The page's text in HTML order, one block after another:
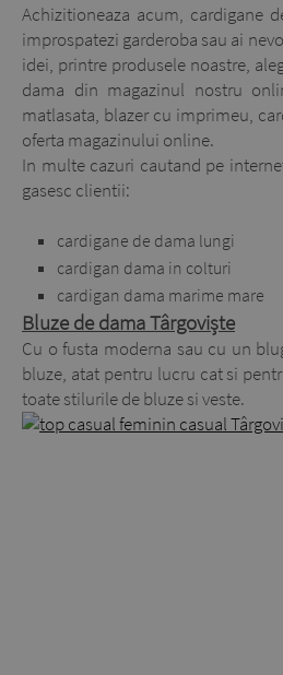
Achizitioneaza acum, cardigane
improspatezi garderoba sau ai
idei, printre produsele noastre,
dama din magazinul nostru
matlasata, blazer cu imprimeu,
oferta magazinului online.
In multe cazuri cautand pe
gasesc clientii:
cardigane de dama lungi
cardigan dama in colturi
cardigan dama marime mare
Bluze de dama Târgoviște
Cu o fusta moderna sau cu un
bluze, atat pentru lucru cat si
toate stilurile de bluze si veste.